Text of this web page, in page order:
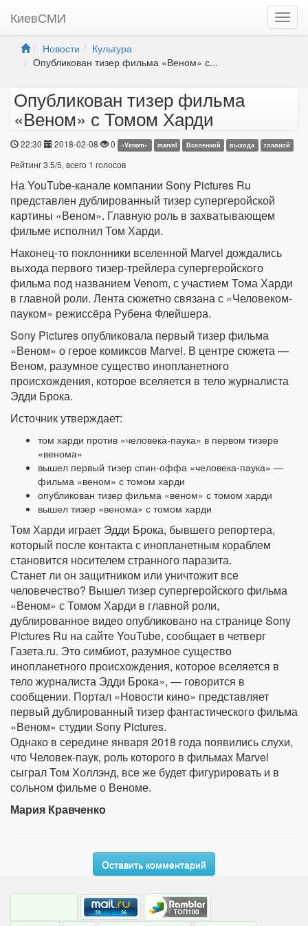
КиевСМИ
Новости
Культура
Опубликован тизер фильма «Веном» с...
Опубликован тизер фильма
«Веном» с Томом Харди
22:30 2018-02-08 0 «Venom» marvel Вселенной выхода главной
Рейтинг3.5/5, всего 1 голосов
На YouTube-канале компании Sony Pictures Ru
представлен дублированный тизер супергеройской
картины «Веном». Главную роль в захватывающем
фильме исполнил Том Харди.
Наконец-то поклонники вселенной Marvel дождались
выхода первого тизер-трейлера супергеройского
фильма под названием Venom, с участием Тома Харди
в главной роли. Лента сюжетно связана с «Человеком-
пауком» режиссёра Рубена Флейшера.
Sony Pictures опубликовала первый тизер фильма
«Веном» о герое комиксов Marvel. В центре сюжета —
Веном, разумное существо инопланетного
происхождения, которое вселяется в тело журналиста
Эдди Брока.
Источник утверждает:
том харди против «человека-паука» в первом тизере
«венома»
вышел первый тизер спин-оффа «человека-паука» —
фильма «веном» с томом харди
опубликован тизер фильма «веном» с томом харди
вышел тизер «венома» с томом харди
Том Харди играет Эдди Брока, бывшего репортера,
который после контакта с инопланетным кораблем
становится носителем странного паразита.
Станет ли он защитником или уничтожит все
человечество? Вышел тизер супергеройского фильма
«Веном» с Томом Харди в главной роли,
дублированное видео опубликовано на странице Sony
Pictures Ru на сайте YouTube, сообщает в четверг
Газета.ru. Это симбиот, разумное существо
инопланетного происхождения, которое вселяется в
тело журналиста Эдди Брока», — говорится в
сообщении. Портал «Новости кино» представляет
первый дублированный тизер фантастического фильма
«Веном» студии Sony Pictures.
Однако в середине января 2018 года появились слухи,
что Человек-паук, роль которого в фильмах Marvel
сыграл Том Холлэнд, все же будет фигурировать и в
сольном фильме о Веноме.
Мария Кравченко
Оставить комментарий